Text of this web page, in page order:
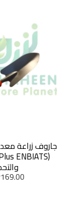
جاروف زراعة
169.00